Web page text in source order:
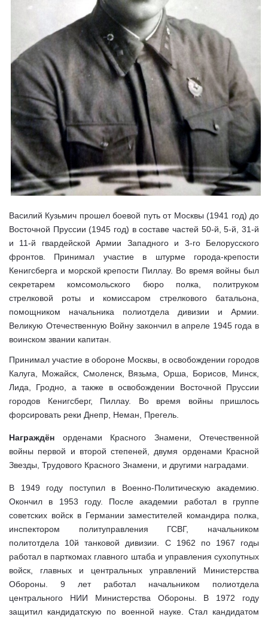
Василий Кузьмич прошел боевой путь от Москвы (1941 год) до
Восточной Пруссии (1945 год) в составе частей 50-й, 5-й, 31-й
и 11-й гвардейской Армии Западного и 3-го Белорусского
фронтов. Принимал участие в штурме города-крепости
Кенигсберга и морской крепости Пиллау. Во время войны был
секретарем комсомольского бюро полка, политруком
стрелковой роты и комиссаром стрелкового батальона,
помощником начальника полиотдела дивизии и Армии.
Великую Отечественную Войну закончил в апреле 1945 года в
воинском звании капитан.
Принимал участие в обороне Москвы, в освобождении городов
Калуга, Можайск, Смоленск, Вязьма, Орша, Борисов, Минск,
Лида, Гродно, а также в освобождении Восточной Пруссии
городов Кенигсберг, Пиллау. Во время войны пришлось
форсировать реки Днепр, Неман, Прегель.
Награждён орденами Красного Знамени, Отечественной
войны первой и второй степеней, двумя орденами Красной
Звезды, Трудового Красного Знамени, и другими наградами.
В 1949 году поступил в Военно-Политическую академию.
Окончил в 1953 году. После академии работал в группе
советских войск в Германии заместителей командира полка,
инспектором политуправления ГСВГ, начальником
политотдела 10й танковой дивизии. С 1962 по 1967 годы
работал в парткомах главного штаба и управления сухопутных
войск, главных и центральных управлений Министерства
Обороны. 9 лет работал начальником полиотдела
центрального НИИ Министерства Обороны. В 1972 году
защитил кандидатскую по военной науке. Стал кандидатом